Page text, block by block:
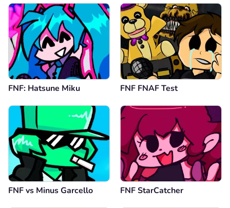
FNF: Hatsune Miku FNF FNAF Test
FNF vs Minus Garcello FNF StarCatcher